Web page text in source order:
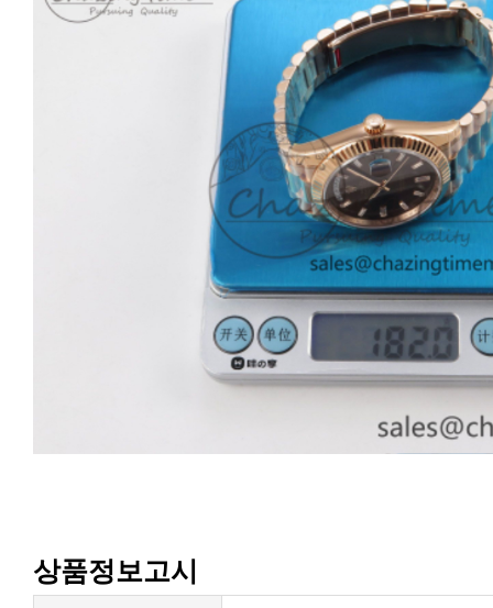
상품정보고시